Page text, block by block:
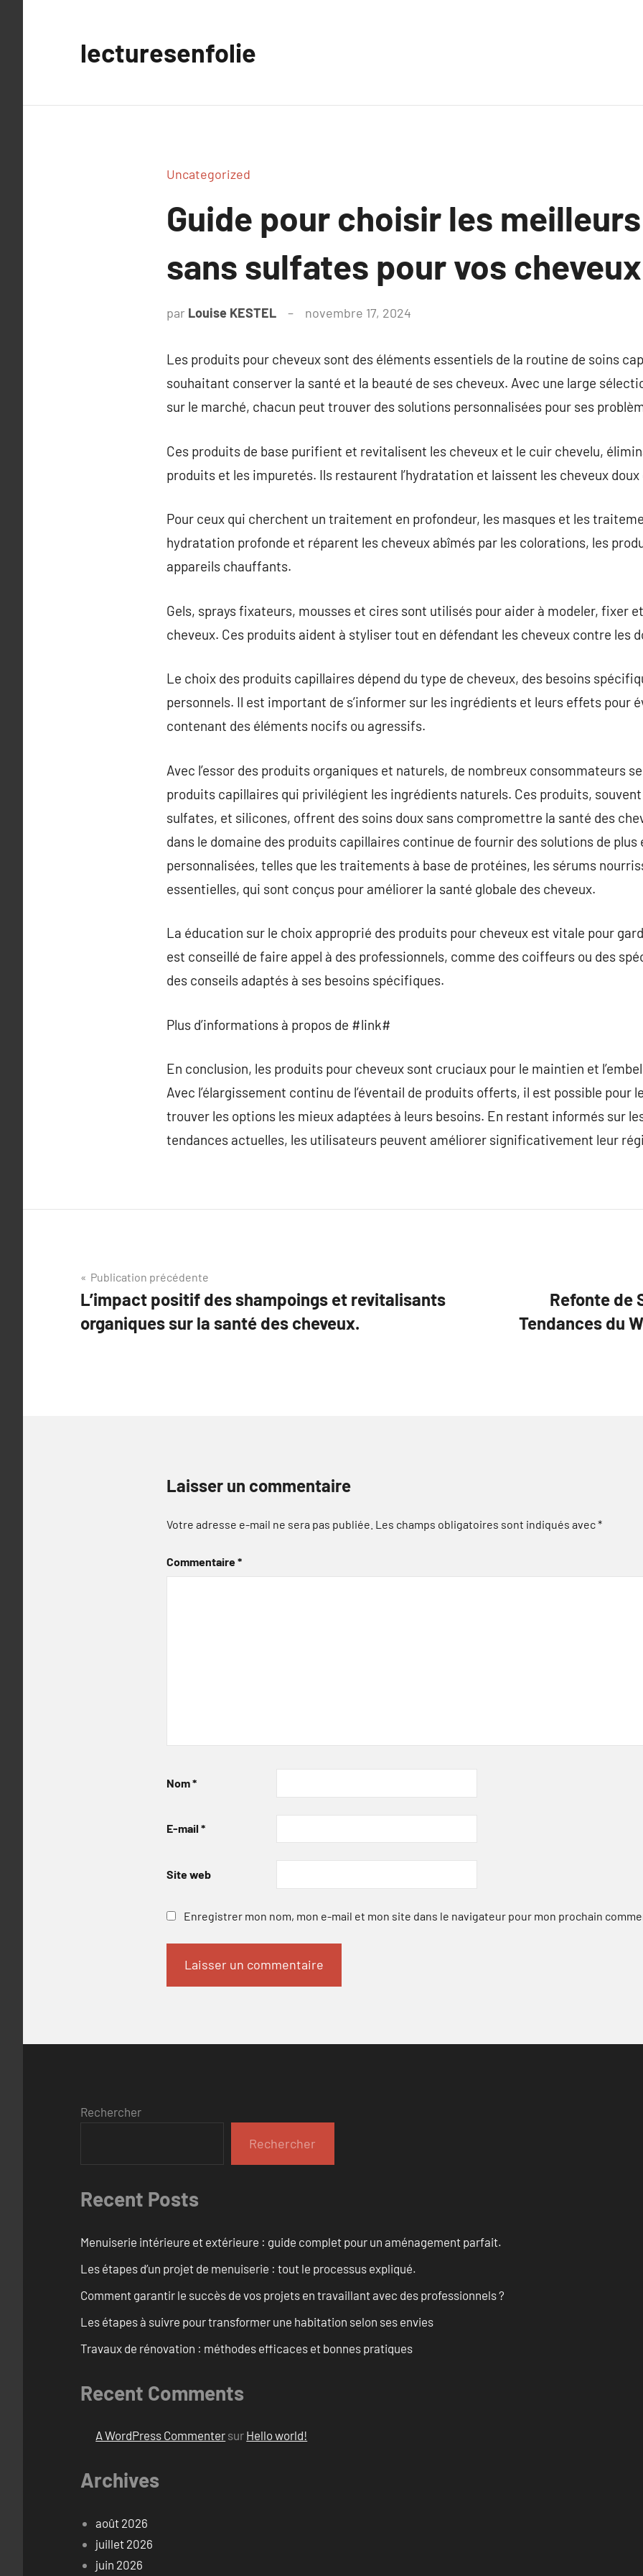
lecturesenfolie
Uncategorized
Guide pour choisir les
sans sulfates pour vos
par Louise KESTEL novembre 17, 2024
Les produits pour cheveux sont des éléments essentiels de la routine de soins
souhaitant conserver la santé et la beauté de ses cheveux. Avec une large
sur le marché, chacun peut trouver des solutions personnalisées pour ses
Ces produits de base purifient et revitalisent les cheveux et le cuir chevelu,
produits et les impuretés. Ils restaurent l’hydratation et laissent les cheveux
Pour ceux qui cherchent un traitement en profondeur, les masques et les
hydratation profonde et réparent les cheveux abîmés par les colorations, les
appareils chauffants.
Gels, sprays fixateurs, mousses et cires sont utilisés pour aider à modeler, fixer
cheveux. Ces produits aident à styliser tout en défendant les cheveux contre les
Le choix des produits capillaires dépend du type de cheveux, des besoins
personnels. Il est important de s’informer sur les ingrédients et leurs effets pour
contenant des éléments nocifs ou agressifs.
Avec l’essor des produits organiques et naturels, de nombreux consommateurs
produits capillaires qui privilégient les ingrédients naturels. Ces produits,
sulfates, et silicones, offrent des soins doux sans compromettre la santé des
dans le domaine des produits capillaires continue de fournir des solutions de
personnalisées, telles que les traitements à base de protéines, les sérums
essentielles, qui sont conçus pour améliorer la santé globale des cheveux.
La éducation sur le choix approprié des produits pour cheveux est vitale pour
est conseillé de faire appel à des professionnels, comme des coiffeurs ou des
des conseils adaptés à ses besoins spécifiques.
Plus d’informations à propos de #link#
En conclusion, les produits pour cheveux sont cruciaux pour le maintien et
Avec l’élargissement continu de l’éventail de produits offerts, il est possible pour
trouver les options les mieux adaptées à leurs besoins. En restant informés sur
tendances actuelles, les utilisateurs peuvent améliorer significativement leur
Navigation
de
l’article
Publication précédente
L’impact positif des shampoings et revitalisants
organiques sur la santé des cheveux.
Refonte de
Tendances du
Laisser un commentaire
Votre adresse e-mail ne sera pas publiée. Les champs obligatoires sont indiqués avec*
Commentaire*
Nom*
E-mail *
Site web
Enregistrer mon nom, mon e-mail et mon site dans le navigateur pour mon prochain
Rechercher
Rechercher
Recent Posts
Menuiserie intérieure et extérieure : guide complet pour un aménagement parfait.
Les étapes d’un projet de menuiserie : tout le processus expliqué.
Comment garantir le succès de vos projets en travaillant avec des professionnels ?
Les étapes à suivre pour transformer une habitation selon ses envies
Travaux de rénovation : méthodes efficaces et bonnes pratiques
Recent Comments
A WordPress Commenter sur Hello world!
Archives
août 2026
juillet 2026
juin 2026